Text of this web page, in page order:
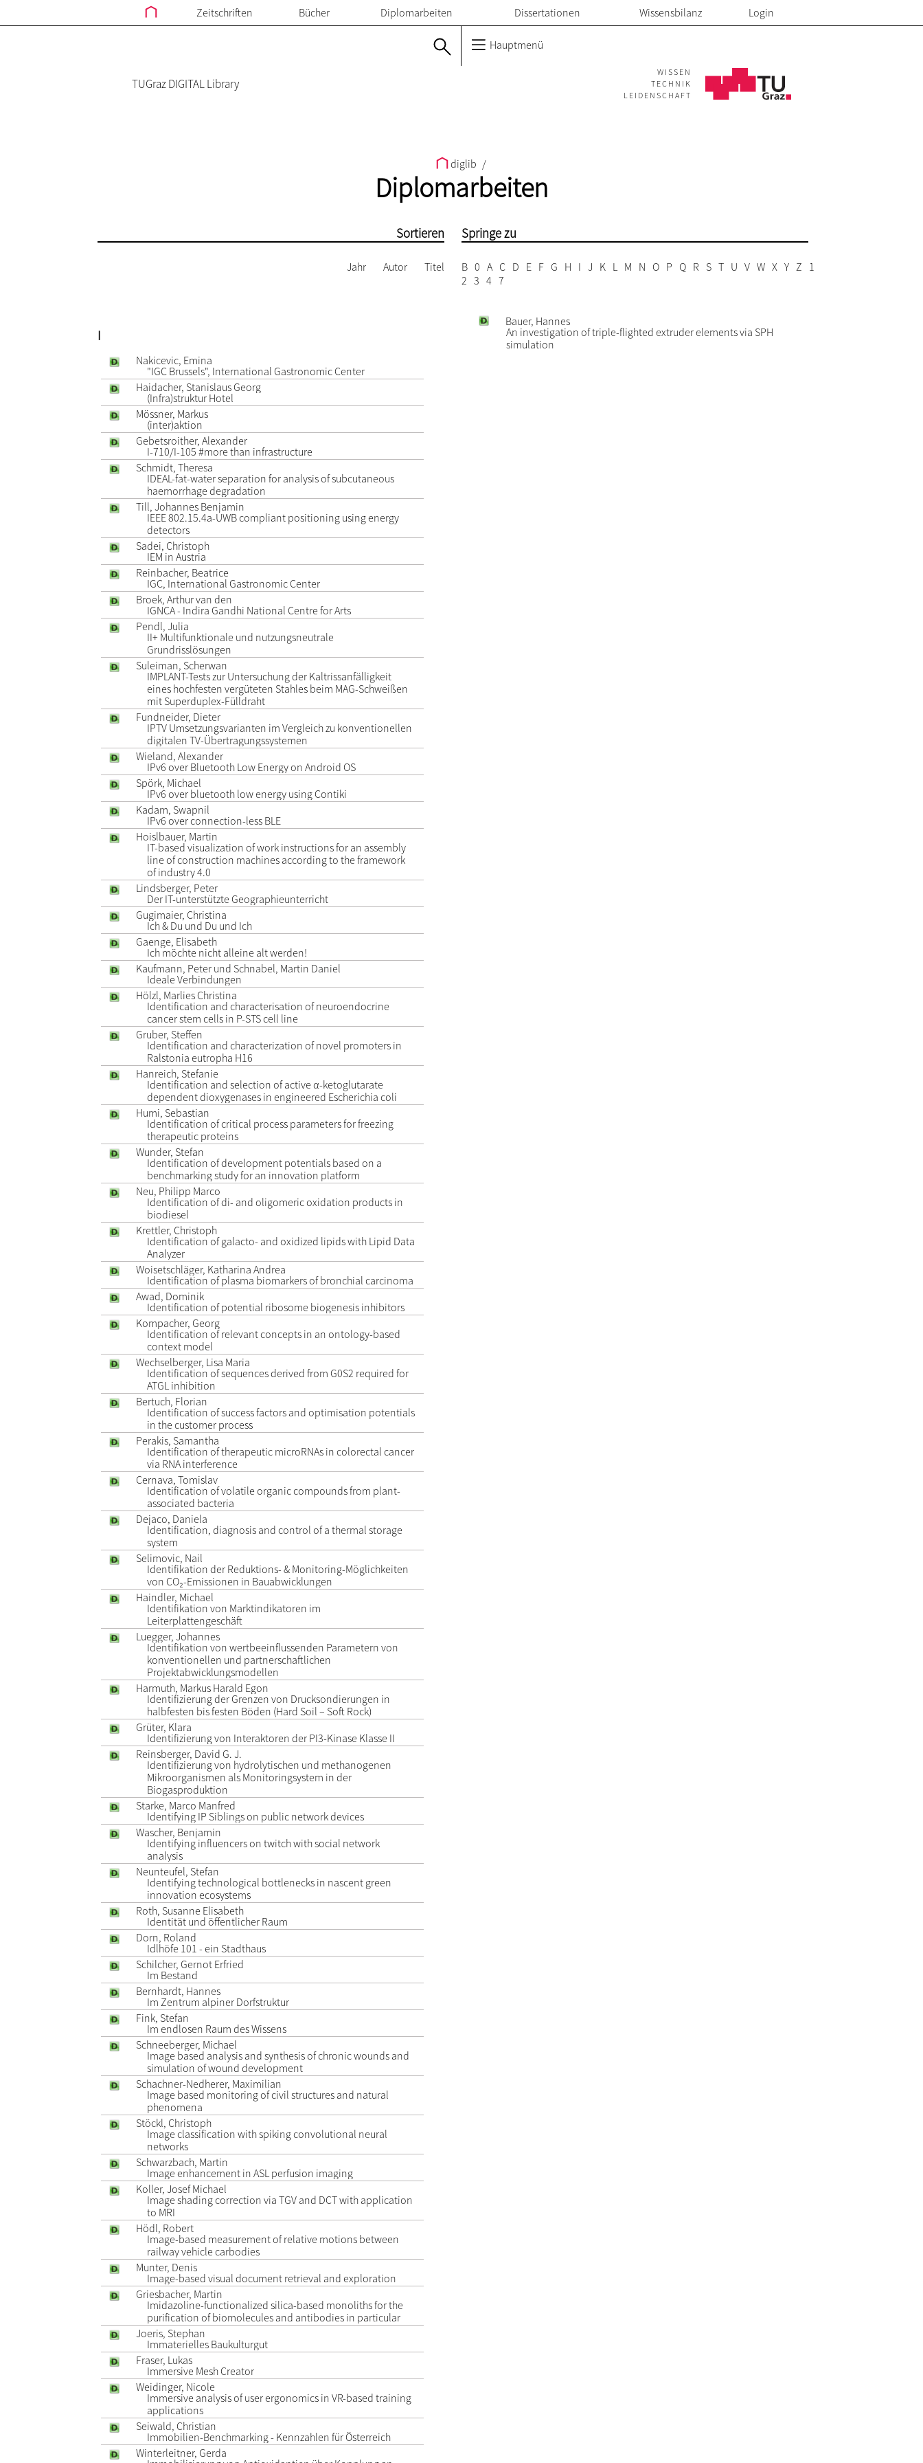
Zeitschriften Bücher Diplomarbeiten Dissertationen Wissensbilanz Login
Hauptmenü
TUGraz DIGITAL Library
WISSEN
TECHNIK
LEIDENSCHAFT
diglib /
Diplomarbeiten
I
Nakicevic, Emina
"IGC Brussels", International Gastronomic Center
Haidacher, Stanislaus Georg
(Infra)struktur Hotel
Mössner, Markus
(inter)aktion
Gebetsroither, Alexander
I-710/I-105 #more than infrastructure
Schmidt, Theresa
IDEAL-fat-water separation for analysis of subcutaneous
haemorrhage degradation
Till, Johannes Benjamin
IEEE 802.15.4a-UWB compliant positioning using energy
detectors
Sadei, Christoph
IEM in Austria
Reinbacher, Beatrice
IGC, International Gastronomic Center
Broek, Arthur van den
IGNCA - Indira Gandhi National Centre for Arts
Pendl, Julia
II+ Multifunktionale und nutzungsneutrale
Grundrisslösungen
Suleiman, Scherwan
IMPLANT-Tests zur Untersuchung der Kaltrissanfälligkeit
eines hochfesten vergüteten Stahles beim MAG-Schweißen
mit Superduplex-Fülldraht
Fundneider, Dieter
IPTV Umsetzungsvarianten im Vergleich zu konventionellen
digitalen TV-Übertragungssystemen
Wieland, Alexander
IPv6 over Bluetooth Low Energy on Android OS
Spörk, Michael
IPv6 over bluetooth low energy using Contiki
Kadam, Swapnil
IPv6 over connection-less BLE
Hoislbauer, Martin
IT-based visualization of work instructions for an assembly
line of construction machines according to the framework
of industry 4.0
Lindsberger, Peter
Der IT-unterstützte Geographieunterricht
Gugimaier, Christina
Ich & Du und Du und Ich
Gaenge, Elisabeth
Ich möchte nicht alleine alt werden!
Kaufmann, Peter und Schnabel, Martin Daniel
Ideale Verbindungen
Hölzl, Marlies Christina
Identification and characterisation of neuroendocrine
cancer stem cells in P-STS cell line
Gruber, Steffen
Identification and characterization of novel promoters in
Ralstonia eutropha H16
Hanreich, Stefanie
Identification and selection of active α-ketoglutarate
dependent dioxygenases in engineered Escherichia coli
Humi, Sebastian
Identification of critical process parameters for freezing
therapeutic proteins
Wunder, Stefan
Identification of development potentials based on a
benchmarking study for an innovation platform
Neu, Philipp Marco
Identification of di- and oligomeric oxidation products in
biodiesel
Krettler, Christoph
Identification of galacto- and oxidized lipids with Lipid Data
Analyzer
Woisetschläger, Katharina Andrea
Identification of plasma biomarkers of bronchial carcinoma
Awad, Dominik
Identification of potential ribosome biogenesis inhibitors
Kompacher, Georg
Identification of relevant concepts in an ontology-based
context model
Wechselberger, Lisa Maria
Identification of sequences derived from G0S2 required for
ATGL inhibition
Bertuch, Florian
Identification of success factors and optimisation potentials
in the customer process
Perakis, Samantha
Identification of therapeutic microRNAs in colorectal cancer
via RNA interference
Cernava, Tomislav
Identification of volatile organic compounds from plant-
associated bacteria
Dejaco, Daniela
Identification, diagnosis and control of a thermal storage
system
Selimovic, Nail
Identifikation der Reduktions- & Monitoring-Möglichkeiten
von CO₂-Emissionen in Bauabwicklungen
Haindler, Michael
Identifikation von Marktindikatoren im
Leiterplattengeschäft
Luegger, Johannes
Identifikation von wertbeeinflussenden Parametern von
konventionellen und partnerschaftlichen
Projektabwicklungsmodellen
Harmuth, Markus Harald Egon
Identifizierung der Grenzen von Drucksondierungen in
halbfesten bis festen Böden (Hard Soil – Soft Rock)
Grüter, Klara
Identifizierung von Interaktoren der PI3-Kinase Klasse II
Reinsberger, David G. J.
Identifizierung von hydrolytischen und methanogenen
Mikroorganismen als Monitoringsystem in der
Biogasproduktion
Starke, Marco Manfred
Identifying IP Siblings on public network devices
Wascher, Benjamin
Identifying influencers on twitch with social network
analysis
Neunteufel, Stefan
Identifying technological bottlenecks in nascent green
innovation ecosystems
Roth, Susanne Elisabeth
Identität und öffentlicher Raum
Dorn, Roland
Idlhöfe 101 - ein Stadthaus
Schilcher, Gernot Erfried
Im Bestand
Bernhardt, Hannes
Im Zentrum alpiner Dorfstruktur
Fink, Stefan
Im endlosen Raum des Wissens
Schneeberger, Michael
Image based analysis and synthesis of chronic wounds and
simulation of wound development
Schachner-Nedherer, Maximilian
Image based monitoring of civil structures and natural
phenomena
Stöckl, Christoph
Image classification with spiking convolutional neural
networks
Schwarzbach, Martin
Image enhancement in ASL perfusion imaging
Koller, Josef Michael
Image shading correction via TGV and DCT with application
to MRI
Hödl, Robert
Image-based measurement of relative motions between
railway vehicle carbodies
Munter, Denis
Image-based visual document retrieval and exploration
Griesbacher, Martin
Imidazoline-functionalized silica-based monoliths for the
purification of biomolecules and antibodies in particular
Joeris, Stephan
Immaterielles Baukulturgut
Fraser, Lukas
Immersive Mesh Creator
Weidinger, Nicole
Immersive analysis of user ergonomics in VR-based training
applications
Seiwald, Christian
Immobilien-Benchmarking - Kennzahlen für Österreich
Winterleitner, Gerda
Bauer, Hannes
An investigation of triple-flighted extruder elements via SPH
simulation
Sortieren
Titel
Autor
Jahr
Springe zu
B 0 A C D E F G H I J K L M N O P Q R S T U V W X Y Z
1
2 3 4 7